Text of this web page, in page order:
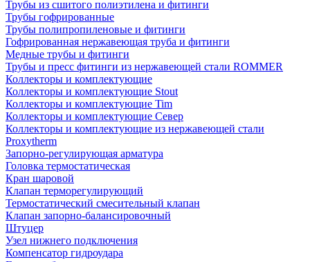
Трубы из сшитого полиэтилена и фитинги
Трубы гофрированные
Трубы полипропиленовые и фитинги
Гофрированная нержавеющая труба и фитинги
Медные трубы и фитинги
Трубы и пресс фитинги из нержавеющей стали ROMMER
Коллекторы и комплектующие
Коллекторы и комплектующие Stout
Коллекторы и комплектующие Tim
Коллекторы и комплектующие Север
Коллекторы и комплектующие из нержавеющей стали
Proxytherm
Запорно-регулирующая арматура
Головка термостатическая
Кран шаровой
Клапан терморегулирующий
Термостатический смесительный клапан
Клапан запорно-балансировочный
Штуцер
Узел нижнего подключения
Компенсатор гидроудара